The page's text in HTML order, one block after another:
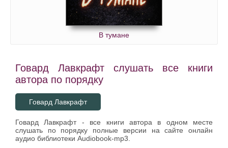
В тумане
Говард Лавкрафт слушать все книги
автора по порядку
Говард Лавкрафт
Говард Лавкрафт - все книги автора в одном месте
слушать по порядку полные версии на сайте онлайн
аудио библиотеки Audiobook-mp3.